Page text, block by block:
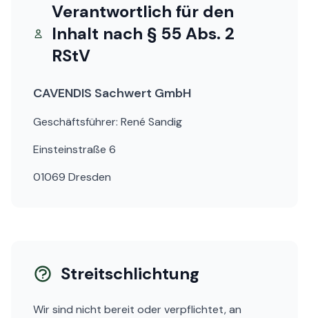
Verantwortlich für den
Inhalt nach § 55 Abs. 2
RStV
CAVENDIS Sachwert GmbH
Geschäftsführer: René Sandig
Einsteinstraße 6
01069 Dresden
Streitschlichtung
Wir sind nicht bereit oder verpflichtet, an